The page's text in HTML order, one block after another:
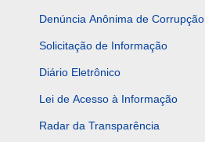
Denúncia Anônima de Corrupção
Solicitação de Informação
Diário Eletrônico
Lei de Acesso à Informação
Radar da Transparência